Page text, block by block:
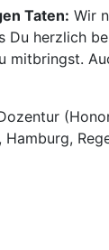
Taten: Wir
Du herzlich
mitbringst.
Hamburg,